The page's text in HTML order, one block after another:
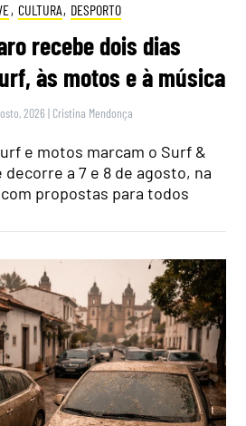
, CULTURA, DESPORTO
recebe dois dias
às motos e à música
2026 | Cristina Mendonça
e motos marcam o Surf &
a 7 e 8 de agosto, na
propostas para todos